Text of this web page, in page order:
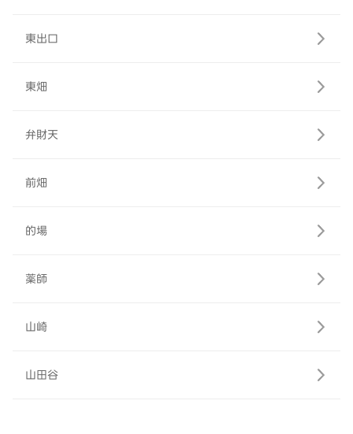
東出口
東畑
弁財天
前畑
的場
薬師
山崎
山田谷